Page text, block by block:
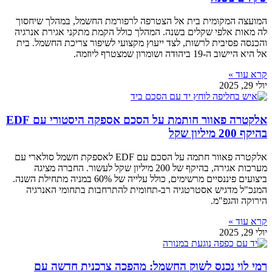
המועצה המקומית בית אל הצטרפה לרפורמת החשמל, במהלך שיחסוך
לה מאות אלפי שקלים בשנה. המהלך כולל הקמת מתקני אגירת אנרגיה
והכנסה פסיבית לרשות, לצד ייעוץ מקצועי לשיפור צריכת החשמל. בית
אל היא היישוב ה-19 ביהודה ושומרון שמצטרף ליוזמה.
קרא עוד »
יולי 29, 2025
אלקטרה פאוור חותמת על הסכם אספקה היסטורי עם EDF
בהיקף 200 מיליון שקל
אלקטרה פאוור חתמה על הסכם עם EDF לאספקת חשמל סולארי עם
מערכות אגירה, בהיקף של 200 מיליון שקל לעשור. החברה מציגה
ביצועים פיננסיים מרשימים, כולל עלייה של 60% במניה מתחילת השנה.
המנכ"ל מדגיש אסטרטגיה רב-תחומית להתרחבות בתחומי האנרגיה
הירוקה והגפ"מ.
קרא עוד »
יולי 29, 2025
רמי לוי נכנס לשוק החשמל: מהפכה צרכנית חדשה עם